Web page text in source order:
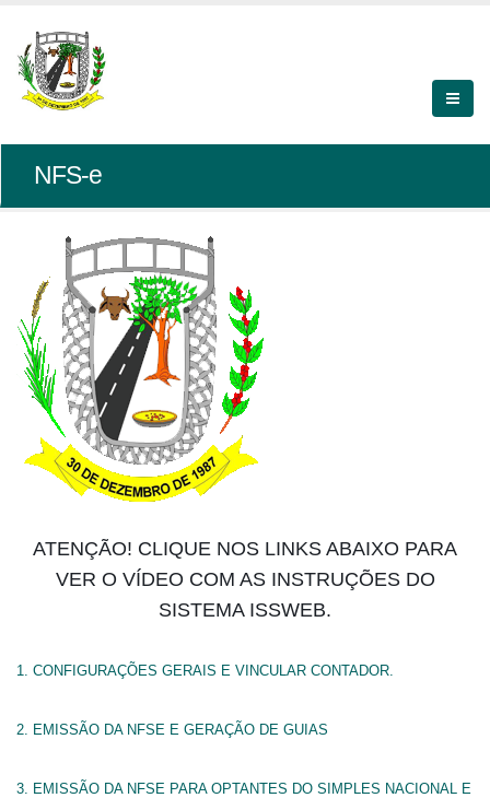
NFS-e
ATENÇÃO! CLIQUE NOS LINKS ABAIXO PARA
VER O VÍDEO COM AS INSTRUÇÕES DO
SISTEMA ISSWEB.
1. CONFIGURAÇÕES GERAIS E VINCULAR CONTADOR.
2. EMISSÃO DA NFSE E GERAÇÃO DE GUIAS
3. EMISSÃO DA NFSE PARA OPTANTES DO SIMPLES NACIONAL E